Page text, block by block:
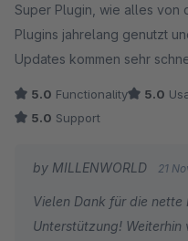
Super Plugin, wie alles von
Plugins jahrelang genutzt
Updates kommen sehr
5.0 Functionality 5.0
5.0 Support
by MILLENWORLD 21
Vielen Dank für die
Unterstützung!